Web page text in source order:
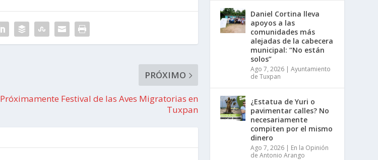
PRÓXIMO
Próximamente Festival de las Aves Migratorias en
Tuxpan
Daniel Cortina lleva
apoyos a las
comunidades más
alejadas de la cabecera
municipal: “No están
solos”
Ago 7, 2026| Ayuntamiento
de Tuxpan
¿Estatua de Yuri o
pavimentar calles? No
necesariamente
compiten por el mismo
dinero
Ago 7, 2026| En la Opinión
de Antonio Arango